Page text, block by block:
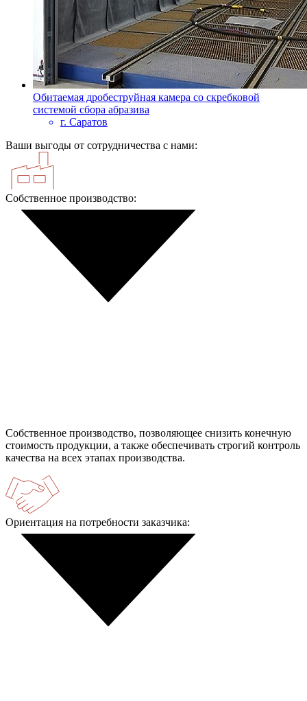
Обитаемая дробеструйная камера со скребковой
системой сбора абразива
г. Саратов
Ваши выгоды от сотрудничества с нами:
Собственное производство:
Собственное производство, позволяющее снизить конечную
стоимость продукции, а также обеспечивать строгий контроль
качества на всех этапах производства.
Ориентация на потребности заказчика: